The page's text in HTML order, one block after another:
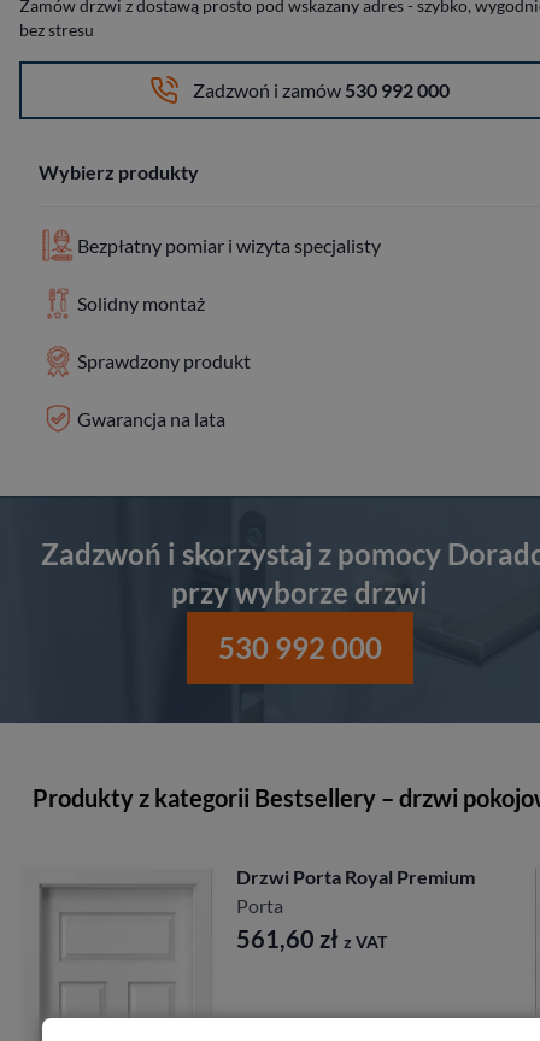
Zamów drzwi z dostawą prosto pod wskazany adres - szybko,
bez stresu
Zadzwoń i zamów 530 992 000
Wybierz produkty
Bezpłatny pomiar i wizyta specjalisty
Solidny montaż
Sprawdzony produkt
Gwarancja na lata
Zadzwoń i skorzystaj z pomocy
przy wyborze drzwi
530 992 000
Produkty z kategorii Bestsellery – drzwi
Drzwi Porta Royal Premium
Porta
561,60 zł z VAT